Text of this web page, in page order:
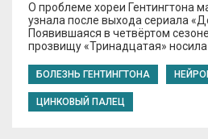
О проблеме хореи Гентингтона
узнала после выхода сериала
Появившаяся в четвёртом
прозвищу «Тринадцатая» носила
БОЛЕЗНЬ ГЕНТИНГТОНА
ЦИНКОВЫЙ ПАЛЕЦ